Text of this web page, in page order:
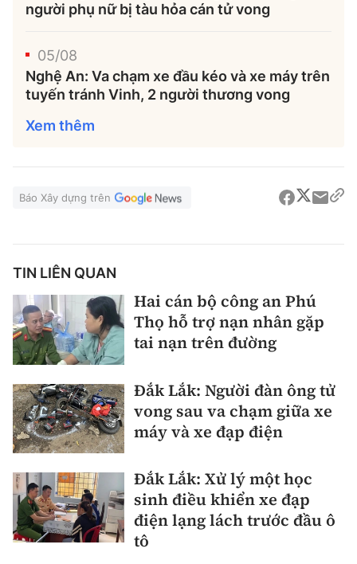
người phụ nữ bị tàu hỏa cán tử vong
05/08
Nghệ An: Va chạm xe đầu kéo và xe máy trên
tuyến tránh Vinh, 2 người thương vong
Xem thêm
Báo Xây dựng trên
TIN LIÊN QUAN
Hai cán bộ công an Phú
Thọ hỗ trợ nạn nhân gặp
tai nạn trên đường
Đắk Lắk: Người đàn ông tử
vong sau va chạm giữa xe
máy và xe đạp điện
Đắk Lắk: Xử lý một học
sinh điều khiển xe đạp
điện lạng lách trước đầu ô
tô